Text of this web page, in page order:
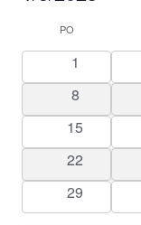
datum.
Kalendář
z
Akce
PO
0
akce
1
0
akce
8
0
akce
15
0
akce
22
0
akce
29